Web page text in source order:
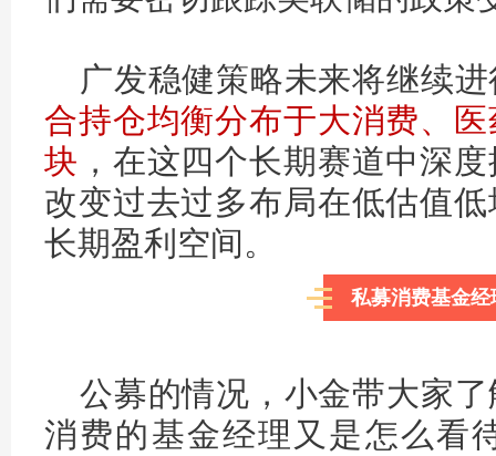
广发稳健策略未来将继续
合持仓均衡分布于大消费、
块 ，在这四个长期赛道中深
改变过去过多布局在低估值
长期盈利空间。
私募消费基金
公募的情况，小金带大家
消费的基金经理又是怎么看